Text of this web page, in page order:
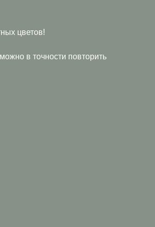
цветов!
в точности повторить